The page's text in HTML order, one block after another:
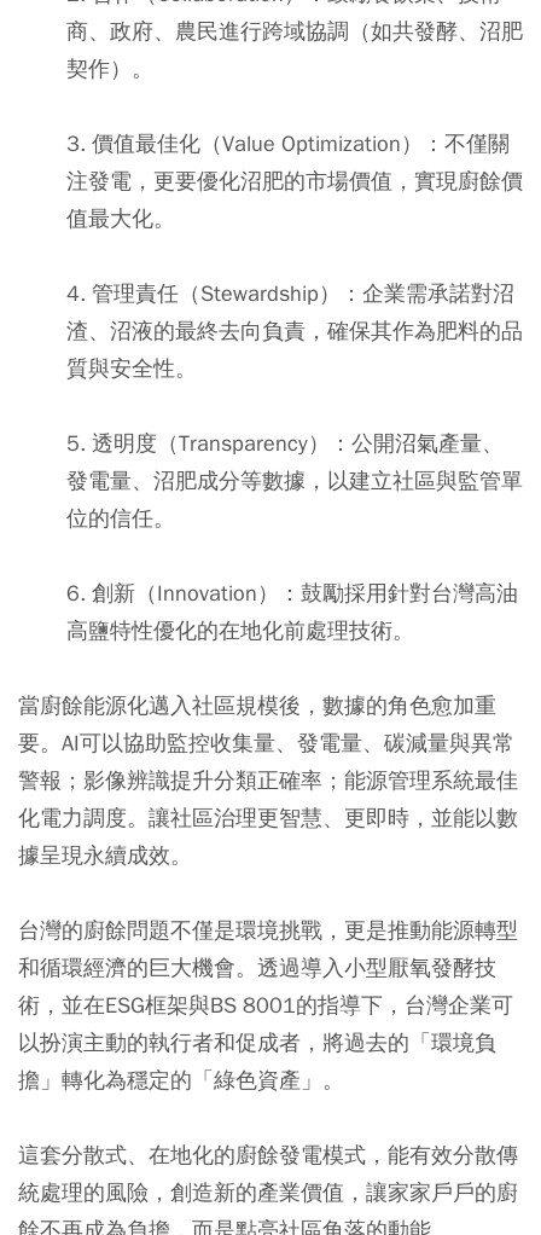
商、政府、農民進行跨域協調（如共發酵、沼肥
契作）。
3. 價值最佳化（Value Optimization）
：不僅關
注發電，更要優化沼肥的市場價值，實現廚餘價
值最大化。
4. 管理責任（Stewardship）
：企業需承諾對沼
渣、沼液的最終去向負責，確保其作為肥料的品
質與安全性。
5. 透明度（Transparency）
：公開沼氣產量、
發電量、沼肥成分等數據，以建立社區與監管單
位的信任。
6. 創新（Innovation）
：鼓勵採用針對台灣高油
高鹽特性優化的在地化前處理技術。
當廚餘能源化邁入社區規模後，數據的角色愈加重
要。AI可以協助監控收集量、發電量、碳減量與異常
警報；影像辨識提升分類正確率；能源管理系統最佳
化電力調度。讓社區治理更智慧、更即時，並能以數
據呈現永續成效。
台灣的廚餘問題不僅是環境挑戰，更是推動能源轉型
和循環經濟的巨大機會。透過導入小型厭氧發酵技
術，並在ESG框架與BS 8001的指導下，台灣企業可
以扮演主動的執行者和促成者，將過去的「環境負
擔」轉化為穩定的「綠色資產」。
這套分散式、在地化的廚餘發電模式，能有效分散傳
統處理的風險，創造新的產業價值，讓家家戶戶的廚
餘不再成為負擔，而是點亮社區角落的動能。